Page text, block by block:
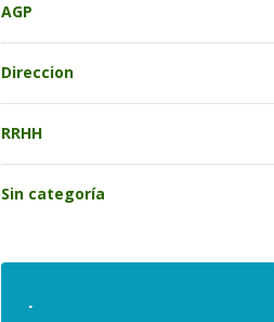
AGP
Direccion
RRHH
Sin categoría
.